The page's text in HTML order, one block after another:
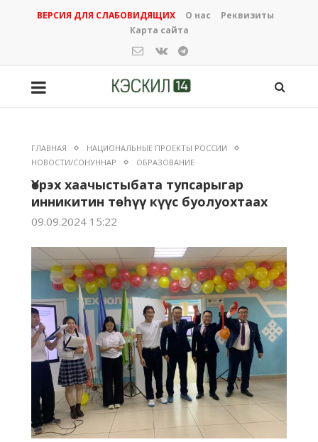
ВЕРСИЯ ДЛЯ СЛАБОВИДЯЩИХ О нас
Реквизиты
Карта сайта
ГЛАВНАЯ
НАЦИОНАЛЬНЫЕ ПРОЕКТЫ РОССИИ
НОВОСТИ/СОНУННАР
ОБРАЗОВАНИЕ
Үөрэх хаачыстыбата тупсарыгар
инникитин төһүү күүс буолуохтаах
09.09.2024 15:22